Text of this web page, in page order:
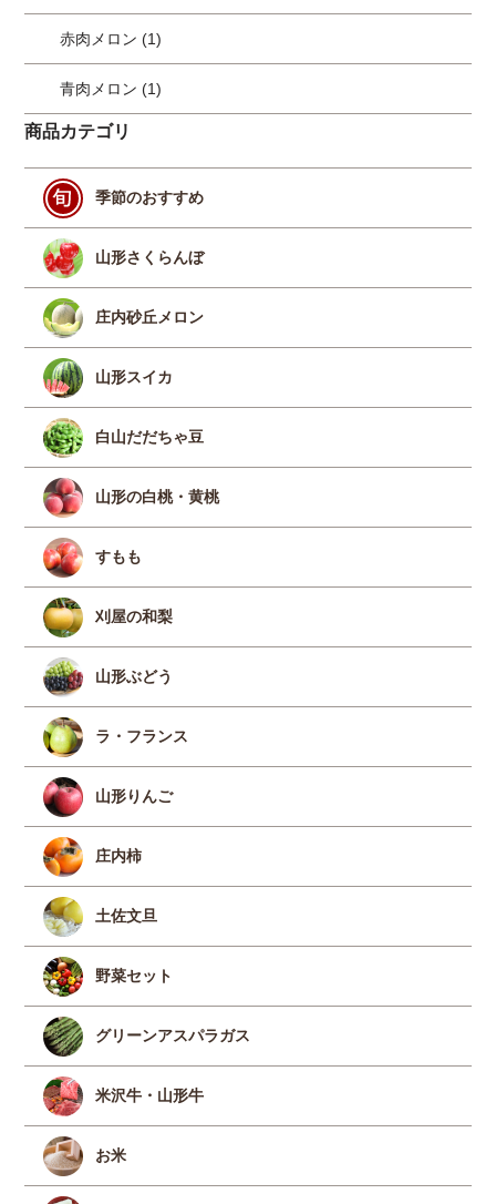
赤肉メロン (1)
青肉メロン (1)
商品カテゴリ
季節のおすすめ
山形さくらんぼ
庄内砂丘メロン
山形スイカ
白山だだちゃ豆
山形の白桃・黄桃
すもも
刈屋の和梨
山形ぶどう
ラ・フランス
山形りんご
庄内柿
土佐文旦
野菜セット
グリーンアスパラガス
米沢牛・山形牛
お米